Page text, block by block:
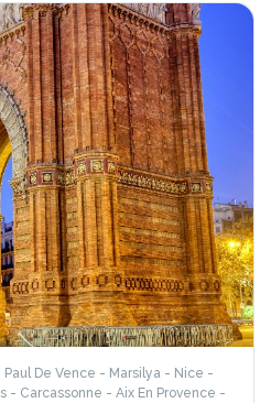
De Vence - Marsilya - Nice -
- Carcassonne - Aix En Provence -